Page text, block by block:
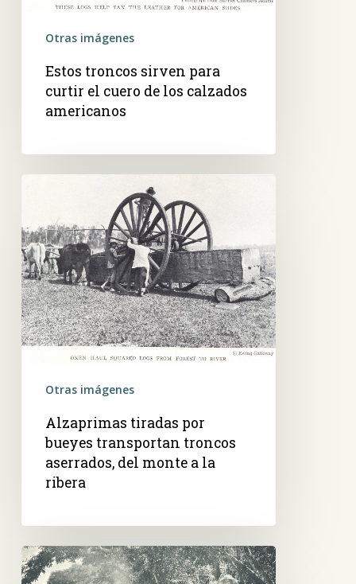
americanos
Otras imágenes
Estos troncos sirven para
curtir el cuero de los calzados
americanos
Alzaprimas
por
bueyes
transportan
troncos
aserrados,
del
monte
Otras imágenes
Alzaprimas tiradas por
bueyes transportan troncos
aserrados, del monte a la
ribera
Cocinando
sobre